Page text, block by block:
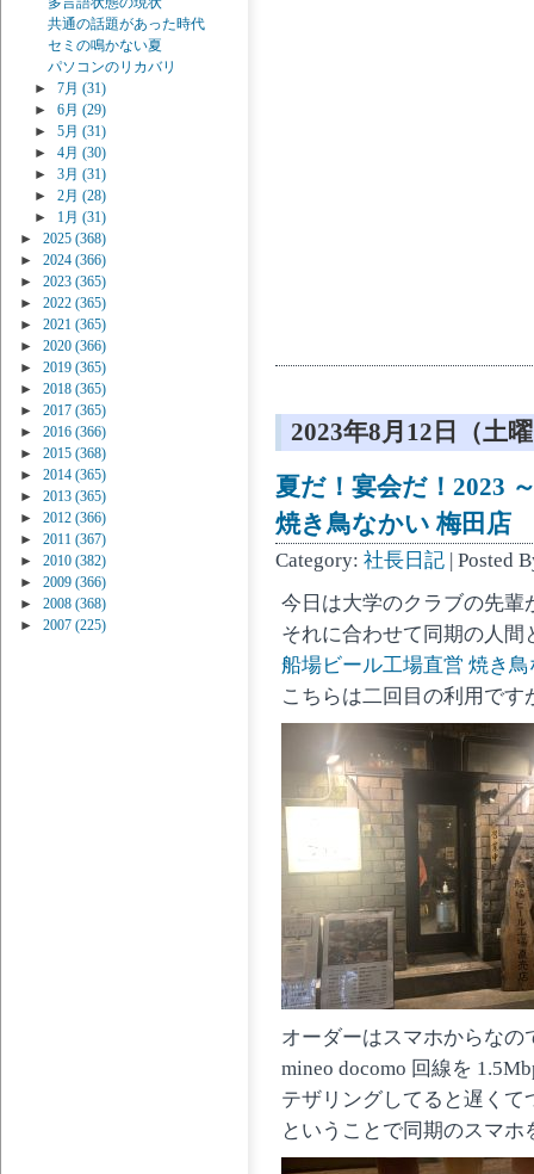
共通の話題があった時代
セミの鳴かない夏
パソコンのリカバリ
►
7月 (31)
►
6月 (29)
►
5月 (31)
►
4月 (30)
►
3月 (31)
►
2月 (28)
►
1月 (31)
►
2025 (368)
►
2024 (366)
►
2023 (365)
►
2022 (365)
►
2021 (365)
►
2020 (366)
►
2019 (365)
►
2018 (365)
►
2017 (365)
►
2016 (366)
►
2015 (368)
►
2014 (365)
►
2013 (365)
►
2012 (366)
►
2011 (367)
►
2010 (382)
►
2009 (366)
►
2008 (368)
►
2007 (225)
2023年8月12日（土
夏だ！宴会だ！2023
焼き鳥なかい 梅田店
Category: 社長日記 | Posted
今日は大学のクラブの先
それに合わせて同期の人間
船場ビール工場直営 焼き
こちらは二回目の利用で
オーダーはスマホからなの
mineo docomo 回線を
テザリングしてると遅く
ということで同期のスマホ